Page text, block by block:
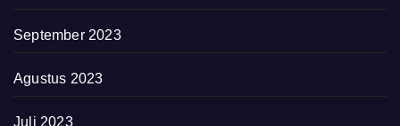
September 2023
Agustus 2023
Juli 2023